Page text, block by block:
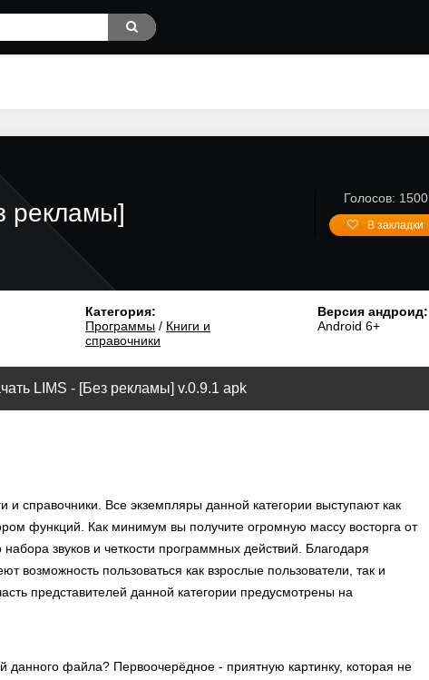
рекламы]
Голосов: 1500
В закладки
Категория:
Программы / Книги и
справочники
Версия андроид:
Android 6+
LIMS - [Без рекламы] v.0.9.1 apk
и справочники. Все экземпляры данной категории выступают как
функций. Как минимум вы получите огромную массу восторга от
звуков и четкости программных действий. Благодаря
возможность пользоваться как взрослые пользователи, так и
представителей данной категории предусмотрены на
данного файла? Первоочерёдное - приятную картинку, которая не